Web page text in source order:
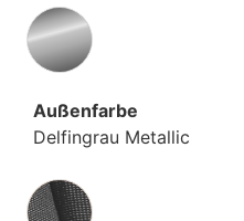
Außenfarbe
Delfingrau Metallic
Innenausstattung